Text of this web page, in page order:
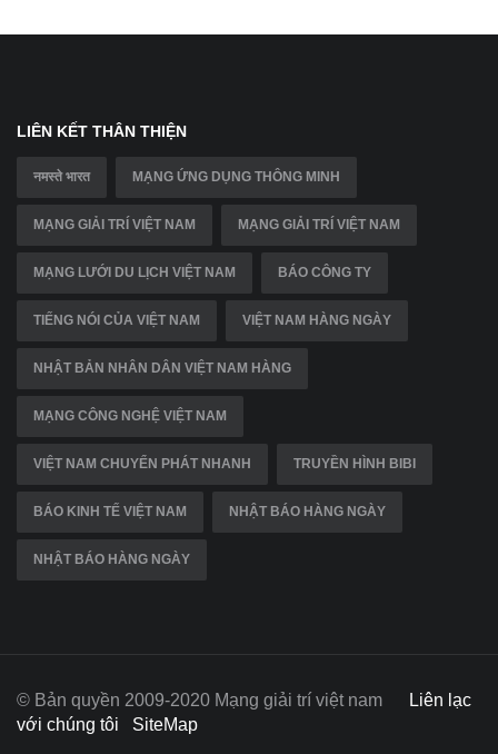
LIÊN KẾT THÂN THIỆN
नमस्ते भारत MẠNG ỨNG DỤNG THÔNG MINH
MẠNG GIẢI TRÍ VIỆT NAM MẠNG GIẢI TRÍ VIỆT NAM
MẠNG LƯỚI DU LỊCH VIỆT NAM BÁO CÔNG TY
TIẾNG NÓI CỦA VIỆT NAM VIỆT NAM HÀNG NGÀY
NHẬT BẢN NHÂN DÂN VIỆT NAM HÀNG
MẠNG CÔNG NGHỆ VIỆT NAM
VIỆT NAM CHUYỂN PHÁT NHANH TRUYỀN HÌNH BIBI
BÁO KINH TẾ VIỆT NAM NHẬT BÁO HÀNG NGÀY
NHẬT BÁO HÀNG NGÀY
© Bản quyền 2009-2020 Mạng giải trí việt nam
Liên lạc
với chúng tôi
SiteMap